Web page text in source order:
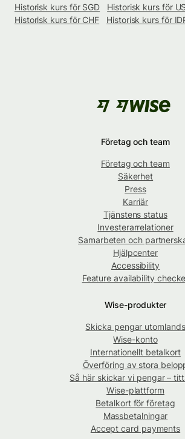
Historisk kurs för SGD
Historisk kurs för
Historisk kurs för CHF
Historisk kurs för
Företag och team
Företag och team
Säkerhet
Press
Karriär
Tjänstens status
Investerarrelationer
Samarbeten och
Hjälpcenter
Accessibility
Feature availability
Wise-produkter
Skicka pengar utomlands
Wise-konto
Internationellt betalkort
Överföring av stora
Så här skickar vi pengar –
Wise-plattform
Betalkort för företag
Massbetalningar
Accept card payments